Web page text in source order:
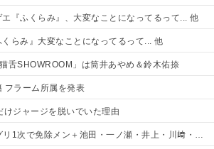
『ふくらみ』、大変なことになってるって... 他
らみ』大変なことになってるって... 他
舌SHOWROOM」は筒井あやめ＆鈴木佑捺
フラーム所属を発表
けジャージを脱いでいた理由
免除メン＋池田・一ノ瀬・井上・川﨑・菅原・中西が全完売